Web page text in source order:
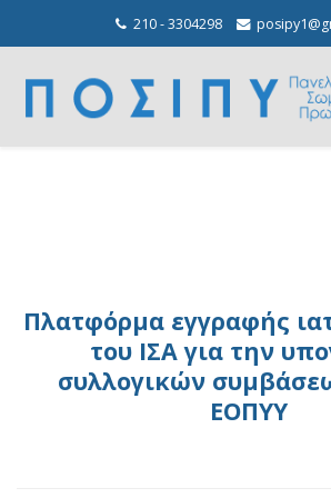
210 - 3304298
Πλατφόρμα εγγραφής
του ΙΣΑ για την
συλλογικών
ΕΟΠΥΥ